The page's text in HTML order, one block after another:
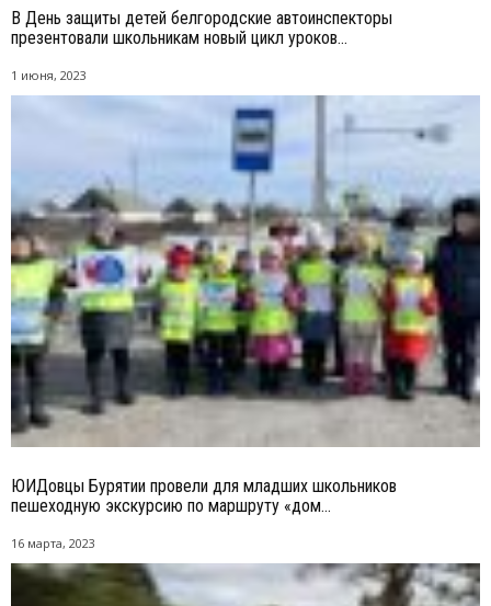
В День защиты детей белгородские автоинспекторы
презентовали школьникам новый цикл уроков...
1 июня, 2023
ЮИДовцы Бурятии провели для младших школьников
пешеходную экскурсию по маршруту «дом...
16 марта, 2023